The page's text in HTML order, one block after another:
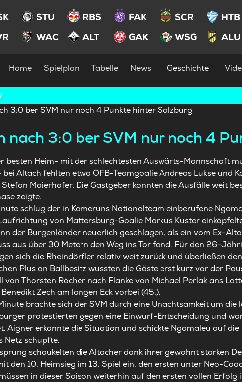
STU RBS FAK SCR
HTB
WAC ALT GAK WSG ALU
Home Spielplan Tabelle News Geschichte
nach 3:0 ber SVM nur noch 4
besten Heim- mit der schlechtesten Auswärts-Mannschaft
Altach fehlten etwa ÖFB-Teamgoalie Andreas Lukse und
Maierhofer. Die Gastgeber konnten die Ausfälle weit
zeigte.
schlug der in Kameruns Nationalteam einberufene
von Mattersburg-Goalie Markus Kuster
der Burgenländer neuerlich geschlagen, als ein vom Ex-
aus über 30 Metern den Weg ins Tor fand. Für den 26-
sich die Rheindörfler relativ weit zurück und überließen
Plus an Ballbesitz wussten die Gäste erst kurz vor der
von Thorsten Röcher nach Flanke von Michael Perlak ans
Zech am langen Eck vorbei (45.).
brachte sich der SVM durch eine Unachtsamkeit um die
protestierten gegen eine Einwurf-Entscheidung und
Aigner erkannte die Situation und schickte Ngamaleu auf die
Netz schupfte.
schaukelten die Altacher dank ihrer gewohnt starken
den 10. Heimsieg im 13. Spiel ein, den ersten unter Neo-
in dieser Saison weiterhin auf den ersten vollen Erfolg